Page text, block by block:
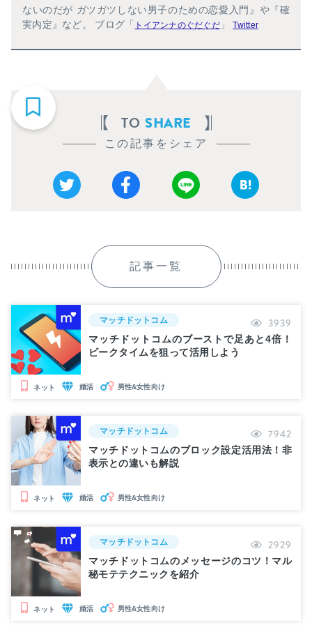
ないのだが ガツガツしない男子のための恋愛入門』や『確
実内定』など。 ブログ「
トイアンナのぐだぐだ」Twitter
TO SHARE
この記事をシェア
記事一覧
マッチドットコム 3939
マッチドットコムのブーストで足あと4倍！
ピークタイムを狙って活用しよう
ネット 婚活 男性&女性向け
マッチドットコム 7942
マッチドットコムのブロック設定活用法！非
表示との違いも解説
ネット 婚活 男性&女性向け
マッチドットコム 2929
マッチドットコムのメッセージのコツ！マル
秘モテテクニックを紹介
ネット 婚活 男性&女性向け